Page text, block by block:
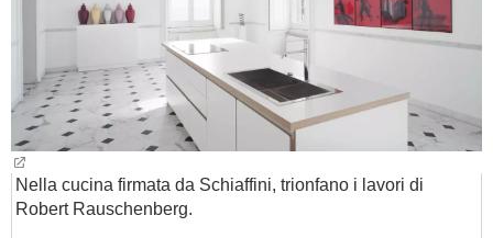
Nella cucina firmata da Schiaffini, trionfano i lavori di
Robert Rauschenberg.